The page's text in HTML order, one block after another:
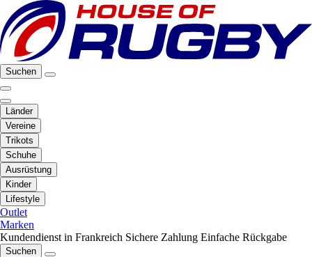
Suchen
Länder
Vereine
Trikots
Schuhe
Ausrüstung
Kinder
Lifestyle
Outlet
Marken
Kundendienst in Frankreich Sichere Zahlung Einfache Rückgabe
Suchen